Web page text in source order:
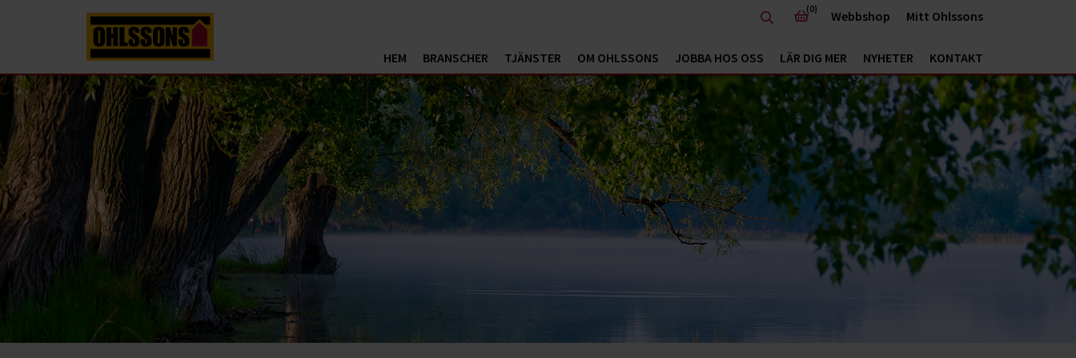
HEM BRANSCHER TJÄNSTER OM OHLSSONS JOBBA HOS OSS LÄR DIG MER NYHETER KONTAKT
(0) Webbshop Mitt Ohlssons